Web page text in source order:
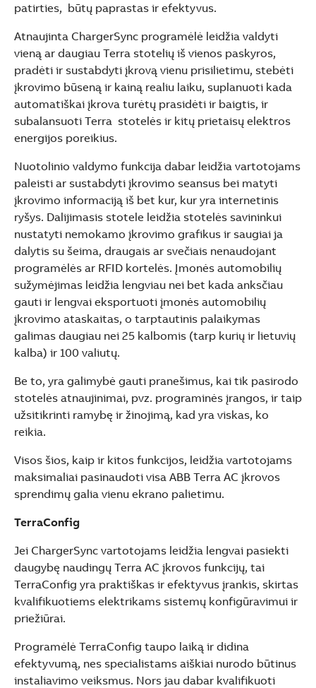
patirties, būtų paprastas ir efektyvus.
Atnaujinta ChargerSync programėlė leidžia valdyti
vieną ar daugiau Terra stotelių iš vienos paskyros,
pradėti ir sustabdyti įkrovą vienu prisilietimu, stebėti
įkrovimo būseną ir kainą realiu laiku, suplanuoti kada
automatiškai įkrova turėtų prasidėti ir baigtis, ir
subalansuoti Terra stotelės ir kitų prietaisų elektros
energijos poreikius.
Nuotolinio valdymo funkcija dabar leidžia vartotojams
paleisti ar sustabdyti įkrovimo seansus bei matyti
įkrovimo informaciją iš bet kur, kur yra internetinis
ryšys. Dalijimasis stotele leidžia stotelės savininkui
nustatyti nemokamo įkrovimo grafikus ir saugiai ja
dalytis su šeima, draugais ar svečiais nenaudojant
programėlės ar RFID kortelės. Įmonės automobilių
sužymėjimas leidžia lengviau nei bet kada anksčiau
gauti ir lengvai eksportuoti įmonės automobilių
įkrovimo ataskaitas, o tarptautinis palaikymas
galimas daugiau nei 25 kalbomis (tarp kurių ir lietuvių
kalba) ir 100 valiutų.
Be to, yra galimybė gauti pranešimus, kai tik pasirodo
stotelės atnaujinimai, pvz. programinės įrangos, ir taip
užsitikrinti ramybę ir žinojimą, kad yra viskas, ko
reikia.
Visos šios, kaip ir kitos funkcijos, leidžia vartotojams
maksimaliai pasinaudoti visa ABB Terra AC įkrovos
sprendimų galia vienu ekrano palietimu.
TerraConfig
Jei ChargerSync vartotojams leidžia lengvai pasiekti
daugybę naudingų Terra AC įkrovos funkcijų, tai
TerraConfig yra praktiškas ir efektyvus įrankis, skirtas
kvalifikuotiems elektrikams sistemų konfigūravimui ir
priežiūrai.
Programėlė TerraConfig taupo laiką ir didina
efektyvumą, nes specialistams aiškiai nurodo būtinus
instaliavimo veiksmus. Nors jau dabar kvalifikuoti